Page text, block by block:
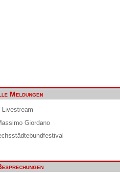
Meldungen
Livestream
Giordano